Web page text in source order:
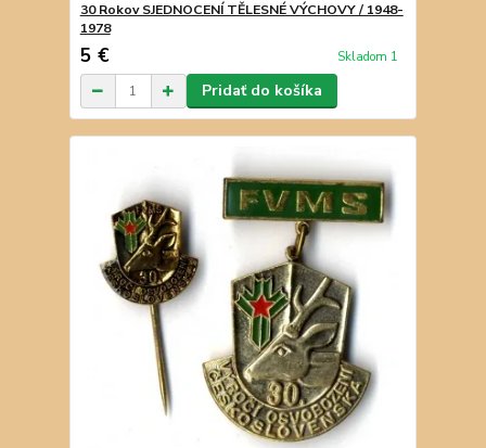
30 Rokov SJEDNOCENÍ TĚLESNÉ VÝCHOVY / 1948-
1978
5 € Skladom 1
Pridať do košíka